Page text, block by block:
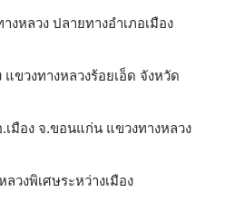
งหลวง ปลายทางอำเภอเมือง
ขวงทางหลวงร้อยเอ็ด จังหวัด
เมือง จ.ขอนแก่น แขวงทางหลวง
วงพิเศษระหว่างเมือง